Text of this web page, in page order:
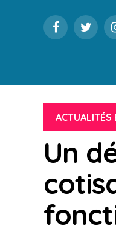
ACTUALITÉS
Un